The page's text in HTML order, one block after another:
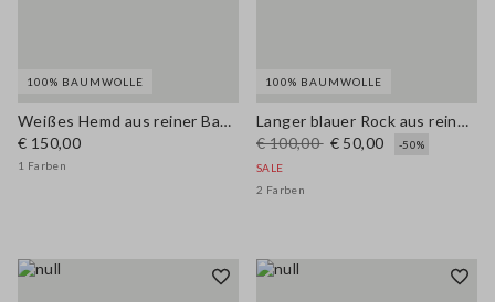
100% BAUMWOLLE
Weißes Hemd aus reiner Baumwolle mit Lochstickerei im Oversize-Fit
€ 150,00
1 Farben
100% BAUMWOLLE
Langer blauer Rock aus reiner Baumwolle mit Lochstickerei
€ 100,00 € 50,00
-50%
SALE
2 Farben